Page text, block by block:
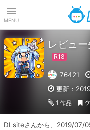
MENU
レビュ
76421
更新：
1 作品
DLsiteさんから、2019/07/